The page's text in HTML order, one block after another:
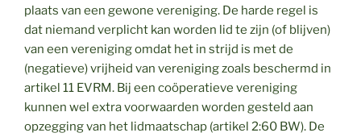
plaats van een gewone vereniging. De harde regel is
dat niemand verplicht kan worden lid te zijn (of blijven)
van een vereniging omdat het in strijd is met de
(negatieve) vrijheid van vereniging zoals beschermd in
artikel 11 EVRM. Bij een coöperatieve vereniging
kunnen wel extra voorwaarden worden gesteld aan
opzegging van het lidmaatschap (artikel 2:60 BW). De